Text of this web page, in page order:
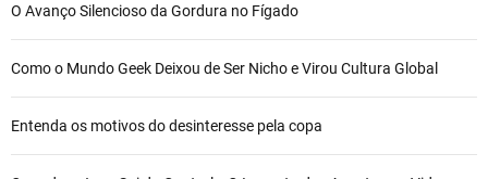
O Avanço Silencioso da Gordura no Fígado
Como o Mundo Geek Deixou de Ser Nicho e Virou Cultura Global
Entenda os motivos do desinteresse pela copa